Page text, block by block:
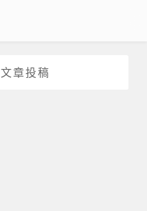
文章投稿